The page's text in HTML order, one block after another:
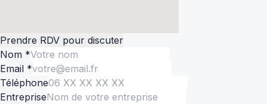
Prendre RDV pour discuter
Nom *
Email *
Téléphone
Entreprise